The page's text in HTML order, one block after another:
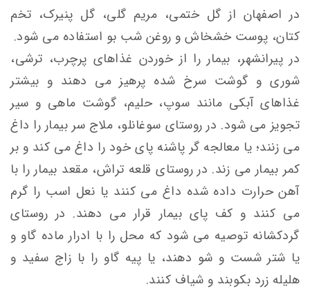
در اصفهان از گل ختمی، مریم گلی، گل پنیرک، تخم
کتان، پوست خشخاش و روغن شب بو استفاده می شود.
در پیرانشهر، بيمار را از خوردن غذاهای پرچرب، ترشی،
شوری و گوشت سرخ شده پرهيز می دهند و بيشتر
غذاهای آبكی مانند سوپ، حليم، گوشت ماهی و سير
تجويز می شود. در روستای سوغانلو، ملاج سر بيمار را داغ
می زنند؛ يا معالجه گر پاشنه پای خود را داغ می کند و بر
كمر بيمار می زند. در روستای قلعه تراش، مقعد بيمار را با
آهن حرارت داده شده داغ می کنند يا نعل اسب را گرم
می کنند و كف پای بيمار قرار می دهند. در روستای
گردكشانه توصيه می شود که محل را با ادرار ماده گاو و
يا شتر شست و شو دهند، یا پيه گاو را با زاج سفيد و
هليله زرد بکوبند و شياف كنند.